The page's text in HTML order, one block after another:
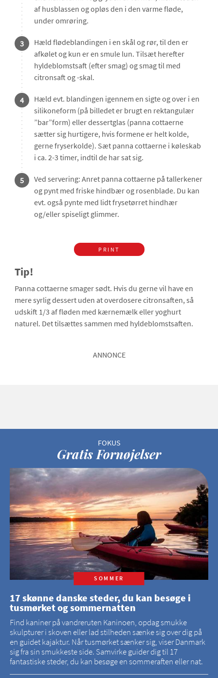
af husblassen og opløs den i den varme fløde,
under omrøring.
3
Hæld flødeblandingen i en skål og rør, til den er
afkølet og kun er en smule lun. Tilsæt herefter
hyldeblomstsaft (efter smag) og smag til med
citronsaft og -skal.
4
Hæld evt. blandingen igennem en sigte og over i en
silikoneform (på billedet er brugt en rektangulær
”bar”form) eller dessertglas (panna cottaerne
sætter sig hurtigere, hvis formene er helt kolde,
gerne fryserkolde). Sæt panna cottaerne i køleskab
i ca. 2-3 timer, indtil de har sat sig.
5
Ved servering: Anret panna cottaerne på tallerkener
og pynt med friske hindbær og rosenblade. Du kan
evt. også pynte med lidt frysetørret hindhær
og/eller spiseligt glimmer.
PRINT
Tip!
Panna cottaerne smager sødt. Hvis du gerne vil have en
mere syrlig dessert uden at overdosere citronsaften, så
udskift 1/3 af fløden med kærnemælk eller yoghurt
naturel. Det tilsættes sammen med hyldeblomstsaften.
ANNONCE
Gratis Fornøjelser
SOMMER
17 skønne danske steder, du kan besøge i
tusmørket og sommernatten
Find kaniner på vandreruten Kaninoen, opdag smukke
skulpturer i skoven eller lad stilheden sænke sig over dig på
en guidet kajaktur. Når tusmørket sænker sig, viser Danmark
sig fra sin smukkeste side. Samvirke guider dig til 17
fantastiske steder, du kan besøge en sommeraften eller nat.